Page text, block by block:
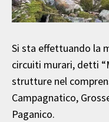
Si sta effettuando la
circuiti murari, detti
strutture nel
Campagnatico,
Paganico.